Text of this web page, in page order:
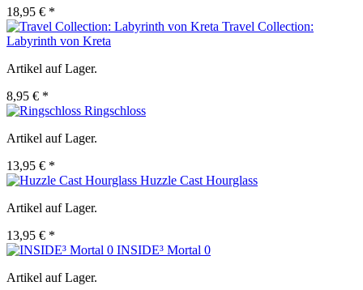
18,95 € *
Travel Collection:
Labyrinth von Kreta
Artikel auf Lager.
8,95 € *
Ringschloss
Artikel auf Lager.
13,95 € *
Huzzle Cast Hourglass
Artikel auf Lager.
13,95 € *
INSIDE³ Mortal 0
Artikel auf Lager.